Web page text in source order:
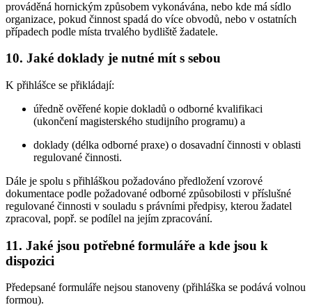
prováděná hornickým způsobem vykonávána, nebo kde má sídlo
organizace, pokud činnost spadá do více obvodů, nebo v ostatních
případech podle místa trvalého bydliště žadatele.
10. Jaké doklady je nutné mít s sebou
K přihlášce se přikládají:
úředně ověřené kopie dokladů o odborné kvalifikaci
(ukončení magisterského studijního programu) a
doklady (délka odborné praxe) o dosavadní činnosti v oblasti
regulované činnosti.
Dále je spolu s přihláškou požadováno předložení vzorové
dokumentace podle požadované odborné způsobilosti v příslušné
regulované činnosti v souladu s právními předpisy, kterou žadatel
zpracoval, popř. se podílel na jejím zpracování.
11. Jaké jsou potřebné formuláře a kde jsou k
dispozici
Předepsané formuláře nejsou stanoveny (přihláška se podává volnou
formou).